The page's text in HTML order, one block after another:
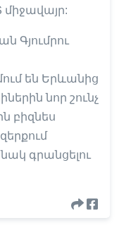
միջավայր:
Գյումրու
են Երևանից
նոր շունչ
բիզնես
գրանցելու